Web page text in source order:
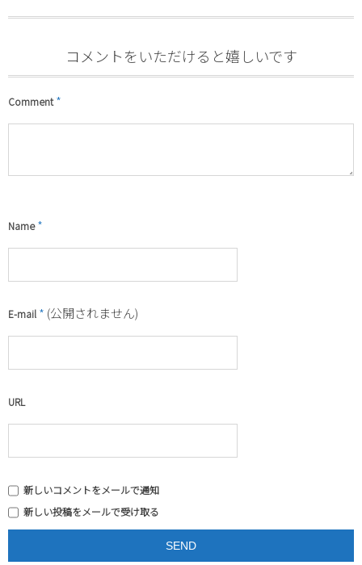
コメントをいただけると嬉しいです
Comment *
Name *
E-mail * (公開されません)
URL
新しいコメントをメールで通知
新しい投稿をメールで受け取る